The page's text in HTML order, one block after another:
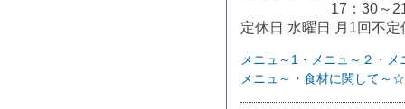
17：30～21
定休日 水曜日 月1回不定
メニュ～1 ・ メニュ～２ ・ メ
メニュ～ ・ 食材に関して～☆